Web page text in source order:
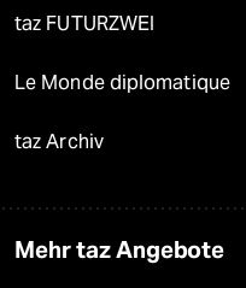
taz FUTURZWEI
Le Monde diplomatique
taz Archiv
Mehr taz Angebote